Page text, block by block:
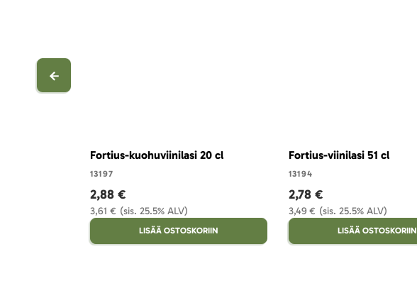
Fortius-kuohuviinilasi 20 cl
13197
(sis. 25.5% ALV)
3,61 €
2,88 €
LISÄÄ OSTOSKORIIN
Fortius-viinilasi 51 cl
13194
(sis. 25.5% ALV)
3,49 €
2,78 €
LISÄÄ OSTOSKORIIN